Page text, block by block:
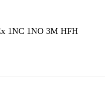
1NC 1NO 3M HFH